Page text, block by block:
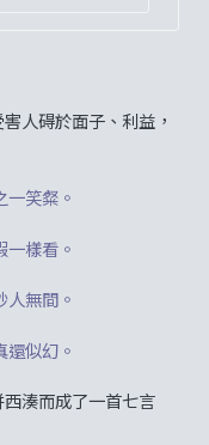
人碍於面子、利益，
笑粲。
樣看。
無間。
似幻。
湊而成了一首七言